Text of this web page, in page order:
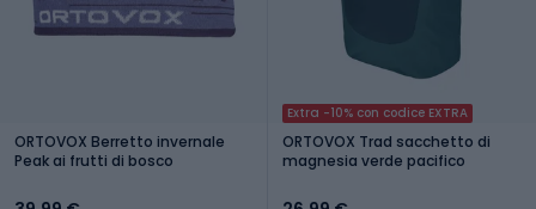
ORTOVOX Berretto invernale
Peak ai frutti di bosco
Extra -10% con codice EXTRA
ORTOVOX Trad sacchetto di
magnesia verde pacifico